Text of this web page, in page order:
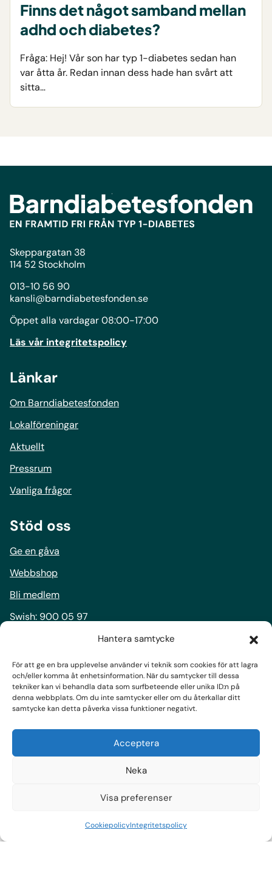
Hantera samtycke
För att ge en bra upplevelse använder vi teknik som cookies för att lagra
och/eller komma åt enhetsinformation. När du samtycker till dessa
tekniker kan vi behandla data som surfbeteende eller unika ID:n på
denna webbplats. Om du inte samtycker eller om du återkallar ditt
samtycke kan detta påverka vissa funktioner negativt.
Acceptera
Neka
Visa preferenser
CookiepolicyIntegritetspolicy
Finns det något samband mellan
adhd och diabetes?
Fråga: Hej! Vår son har typ 1-diabetes sedan han
var åtta år. Redan innan dess hade han svårt att
sitta…
Skeppargatan 38
114 52 Stockholm
013-10 56 90
kansli@barndiabetesfonden.se
Öppet alla vardagar 08:00-17:00
Läs vår integritetspolicy
Länkar
Om Barndiabetesfonden
Lokalföreningar
Aktuellt
Pressrum
Vanliga frågor
Stöd oss
Ge en gåva
Webbshop
Bli medlem
Swish: 900 05 97
900-0597
Följ oss
Facebook
Prenumerera på nyhetsbrev